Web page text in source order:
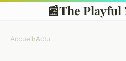
📰The Playful
Accueil›Actu